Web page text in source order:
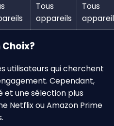
Tous
appareils
Tous
utilisateurs qui cherchent
Cependant,
et une sélection plus
Netflix ou Amazon Prime